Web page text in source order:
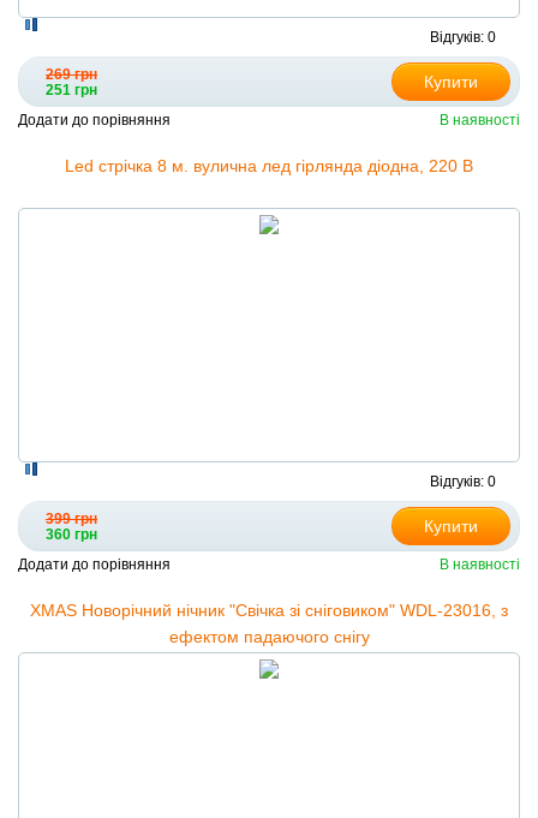
Відгуків: 0
269 грн
251 грн
Купити
Додати до порівняння В наявності
Led стрічка 8 м. вулична лед гірлянда діодна, 220 В
Відгуків: 0
399 грн
360 грн
Купити
Додати до порівняння В наявності
XMAS Новорічний нічник "Свічка зі сніговиком" WDL-23016, з
ефектом падаючого снігу